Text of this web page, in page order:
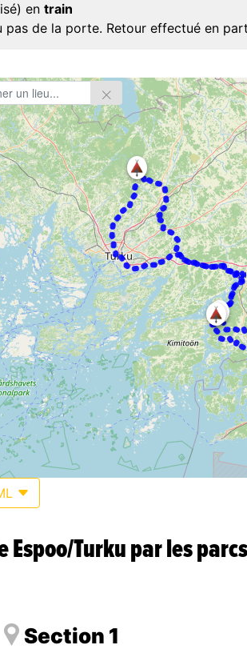
en train
pas de la porte. Retour effectué en
Espoo/Turku par les parcs
Section 1